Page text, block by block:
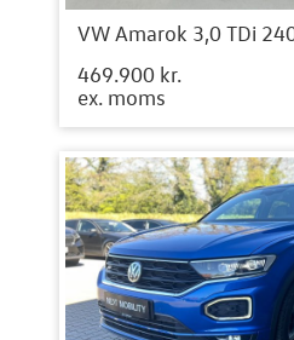
469.900 kr.
ex. moms